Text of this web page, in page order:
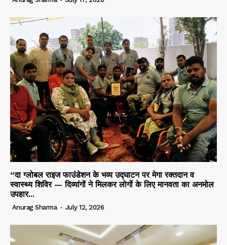
“दा ग्लोबल राइज फाउंडेशन के भव्य उद्घाटन पर मेगा रक्तदान व
स्वास्थ्य शिविर — दिव्यांगों ने मिलकर लोगों के लिए मानवता का अनमोल
उपहार...
Anurag Sharma - July 12, 2026